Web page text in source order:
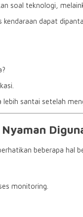
soal teknologi,
dapat
santai setelah
beberapa hal
monitoring.